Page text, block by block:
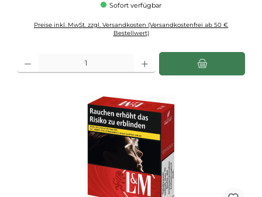
Sofort verfügbar
Preise inkl. MwSt. zzgl. Versandkosten (Versandkostenfrei ab 50 €
Bestellwert)